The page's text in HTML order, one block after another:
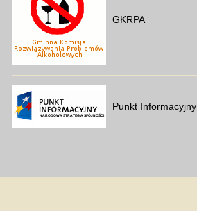
GKRPA
Punkt Informacyjny